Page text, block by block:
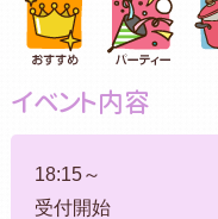
イベント内容
18:15～
受付開始